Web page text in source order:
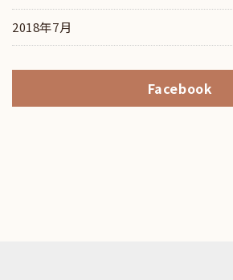
2018年7月
Facebook